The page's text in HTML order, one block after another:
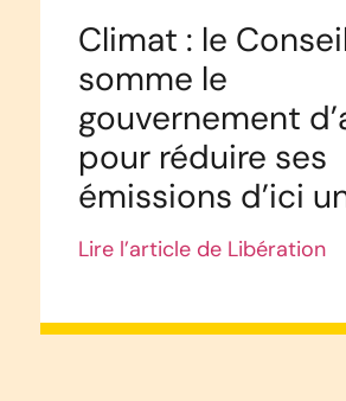
Climat : le
somme le
gouvernement
pour réduire ses
émissions d’ici
Lire l’article de Libération